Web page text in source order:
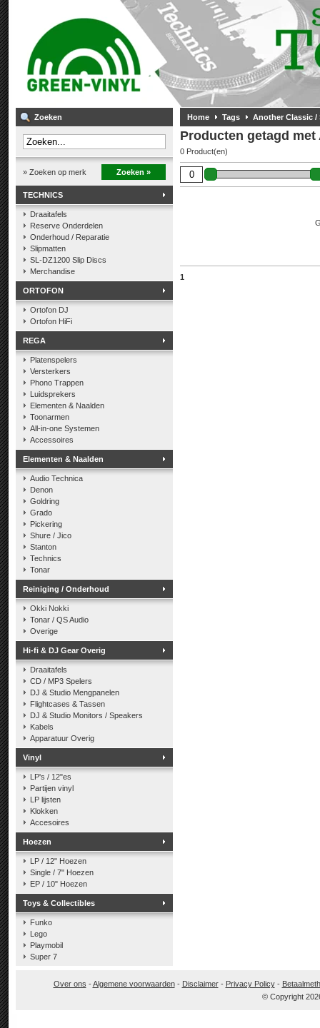
Zoeken
» Zoeken op merk Zoeken »
TECHNICS
Draaitafels
Reserve Onderdelen
Onderhoud / Reparatie
Slipmatten
SL-DZ1200 Slip Discs
Merchandise
ORTOFON
Ortofon DJ
Ortofon HiFi
REGA
Platenspelers
Versterkers
Phono Trappen
Luidsprekers
Elementen & Naalden
Toonarmen
All-in-one Systemen
Accessoires
Elementen & Naalden
Audio Technica
Denon
Goldring
Grado
Pickering
Shure / Jico
Stanton
Technics
Tonar
Reiniging / Onderhoud
Okki Nokki
Tonar / QS Audio
Overige
Hi-fi & DJ Gear Overig
Draaitafels
CD / MP3 Spelers
DJ & Studio Mengpanelen
Flightcases & Tassen
DJ & Studio Monitors / Speakers
Kabels
Apparatuur Overig
Vinyl
LP's / 12"es
Partijen vinyl
LP lijsten
Klokken
Accesoires
Hoezen
LP / 12" Hoezen
Single / 7" Hoezen
EP / 10" Hoezen
Toys & Collectibles
Funko
Lego
Playmobil
Super 7
Home Tags Another Classic /
Producten getagd
0 Product(en)
1
Over ons -Algemene voorwaarden- Disclaimer- Privacy Policy-
© Copyright